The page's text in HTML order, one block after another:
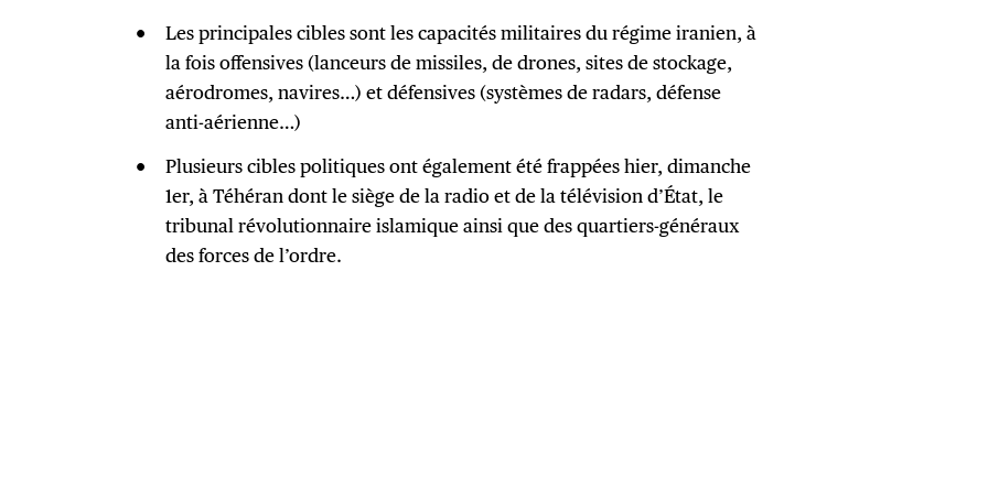
Les principales cibles sont les capacités militaires du régime iranien, à
la fois offensives (lanceurs de missiles, de drones, sites de stockage,
aérodromes, navires…) et défensives (systèmes de radars, défense
anti-aérienne…)
Plusieurs cibles politiques ont également été frappées hier, dimanche
1er, à Téhéran dont le siège de la radio et de la télévision d’État, le
tribunal révolutionnaire islamique ainsi que des quartiers-généraux
des forces de l’ordre.